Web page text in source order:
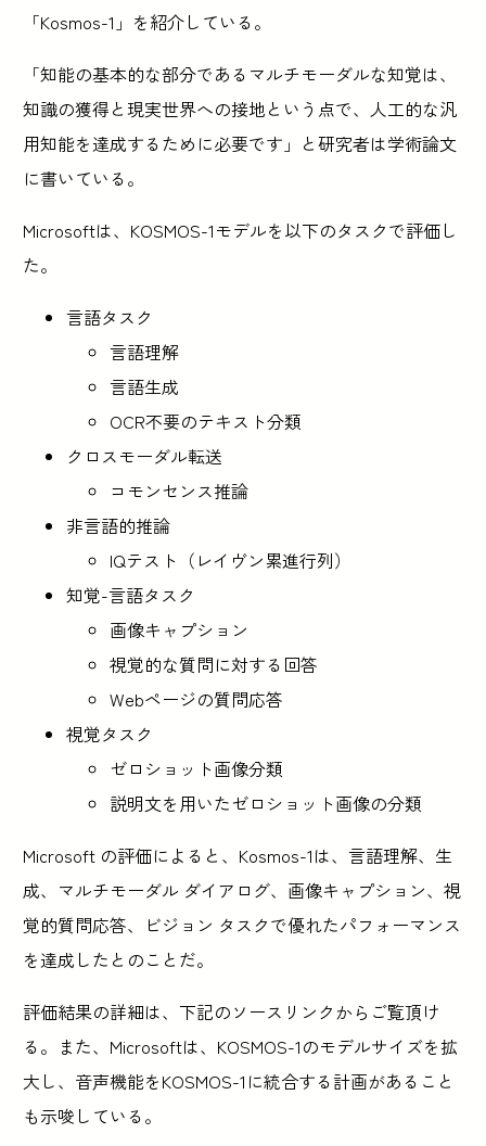
「Kosmos-1」を紹介している。
「知能の基本的な部分であるマルチモーダルな知覚は、
知識の獲得と現実世界への接地という点で、人工的な汎
用知能を達成するために必要です」と研究者は学術論文
に書いている。
Microsoftは、KOSMOS-1モデルを以下のタスクで評価し
た。
言語タスク
言語理解
言語生成
OCR不要のテキスト分類
クロスモーダル転送
コモンセンス推論
非言語的推論
IQテスト（レイヴン累進行列）
知覚-言語タスク
画像キャプション
視覚的な質問に対する回答
Webページの質問応答
視覚タスク
ゼロショット画像分類
説明文を用いたゼロショット画像の分類
Microsoft の評価によると、Kosmos-1は、言語理解、生
成、マルチモーダル ダイアログ、画像キャプション、視
覚的質問応答、ビジョン タスクで優れたパフォーマンス
を達成したとのことだ。
評価結果の詳細は、下記のソースリンクからご覧頂け
る。また、Microsoftは、KOSMOS-1のモデルサイズを拡
大し、音声機能をKOSMOS-1に統合する計画があること
も示唆している。